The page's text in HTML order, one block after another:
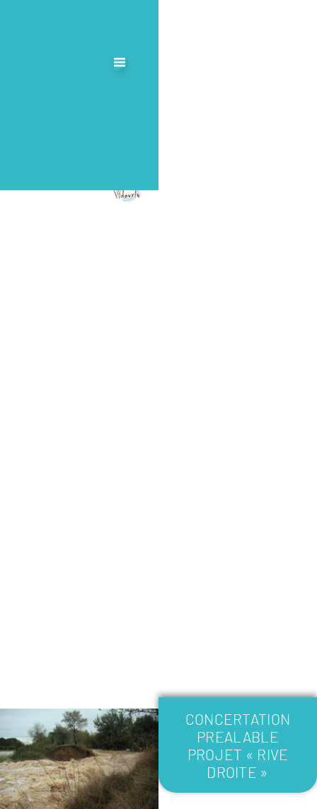
CONCERTATION
PREALABLE
PROJET « RIVE
DROITE »